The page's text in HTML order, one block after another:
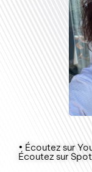
• Écoutez sur
Écoutez sur